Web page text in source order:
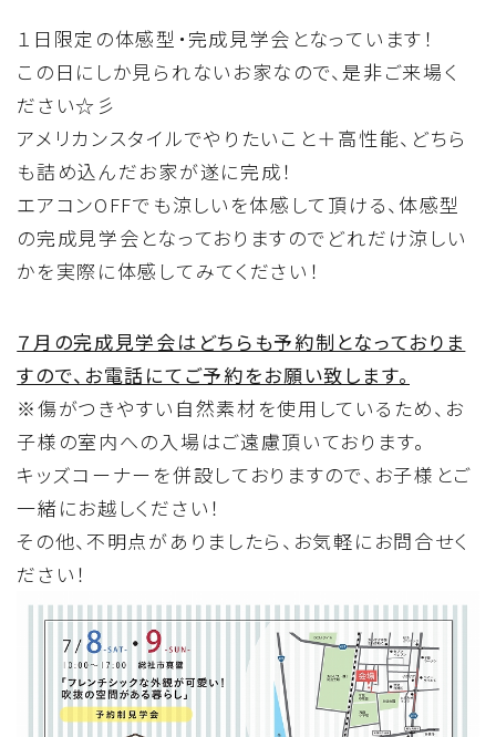
Project
私たちの取り組み
Information
家づくりに役立つ情報
Maintenance
じゅうmado
住宅相談窓口 じゅうmado
１日限定の体感型・完成見学会となっています！
この日にしか見られないお家なので、是非ご来場く
ださい☆彡
アメリカンスタイルでやりたいこと＋高性能、どちら
も詰め込んだお家が遂に完成！
エアコンOFFでも涼しいを体感して頂ける、体感型
の完成見学会となっておりますので どれだけ涼しい
かを実際に体感してみてください！
７月の完成見学会はどちらも予約制となっておりま
すので、お電話にてご予約をお願い致します。
※傷がつきやすい自然素材を使用しているため、お
子様の室内への入場はご遠慮頂いております。
キッズコーナーを併設しておりますので、お子様とご
一緒にお越しください！
その他、不明点がありましたら、お気軽にお問合せく
ださい！